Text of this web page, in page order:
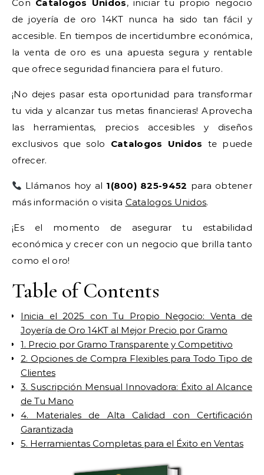
Con Catalogos Unidos, iniciar tu propio negocio
de joyería de oro 14KT nunca ha sido tan fácil y
accesible. En tiempos de incertidumbre económica,
la venta de oro es una apuesta segura y rentable
que ofrece seguridad financiera para el futuro.
¡No dejes pasar esta oportunidad para transformar
tu vida y alcanzar tus metas financieras! Aprovecha
las herramientas, precios accesibles y diseños
exclusivos que solo Catalogos Unidos te puede
ofrecer.
Llámanos hoy al 1(800) 825-9452 para obtener
más información o visita Catalogos Unidos.
¡Es el momento de asegurar tu estabilidad
económica y crecer con un negocio que brilla tanto
como el oro!
Table of Contents
Inicia el 2025 con Tu Propio Negocio: Venta de
Joyería de Oro 14KT al Mejor Precio por Gramo
1. Precio por Gramo Transparente y Competitivo
2. Opciones de Compra Flexibles para Todo Tipo de
Clientes
3. Suscripción Mensual Innovadora: Éxito al Alcance
de Tu Mano
4. Materiales de Alta Calidad con Certificación
Garantizada
5. Herramientas Completas para el Éxito en Ventas